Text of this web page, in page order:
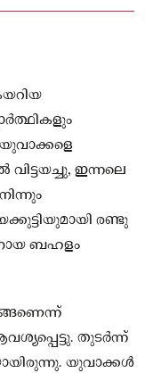
വിട്ടയച്ചു, ഇന്നലെ
രണ്ടു
ബഹളം
തുടര്‍ന്ന്
യുവാക്കള്‍